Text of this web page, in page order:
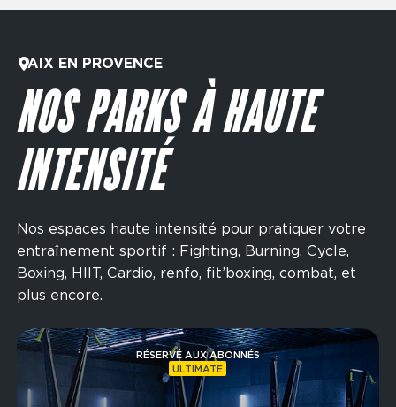
AIX EN PROVENCE
NOS PARKS À HAUTE
INTENSITÉ
Nos espaces haute intensité pour pratiquer votre
entraînement sportif : Fighting, Burning, Cycle,
Boxing, HIIT, Cardio, renfo, fit’boxing, combat, et
plus encore.
RÉSERVÉ AUX ABONNÉS
ULTIMATE
Image